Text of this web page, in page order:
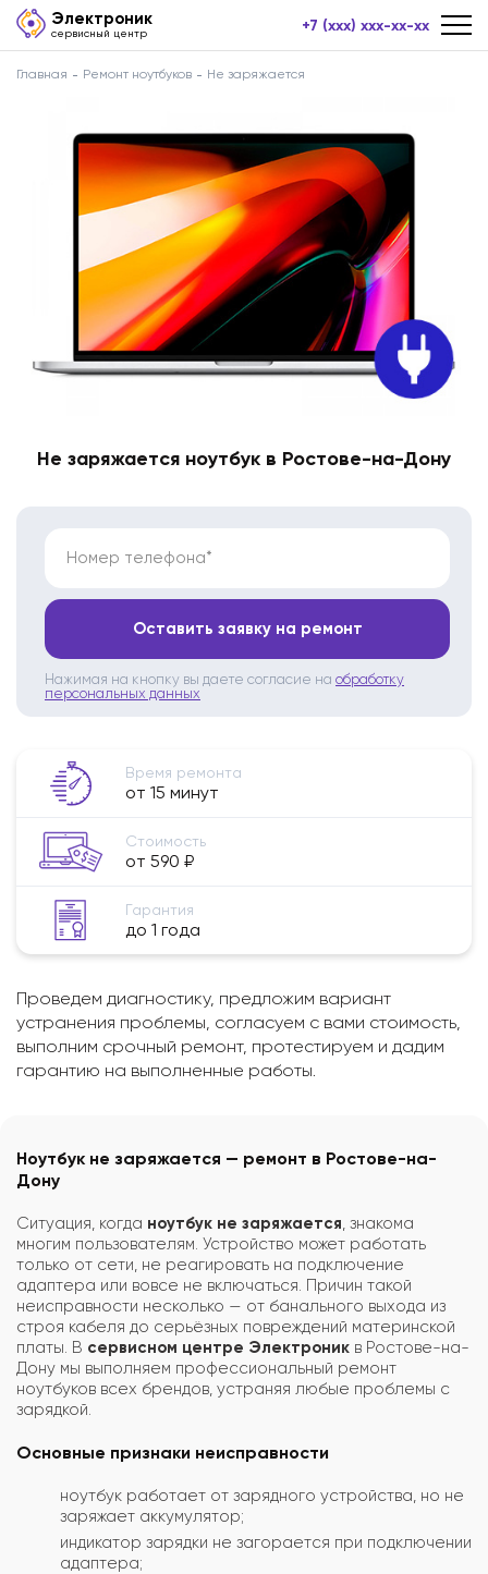
Электроник
сервисный центр +7 (xxx) xxx-xx-xx
Главная Ремонт ноутбуков Не заряжается
Не заряжается ноутбук в Ростове-на-Дону
Номер телефона*
Оставить заявку на ремонт
Нажимая на кнопку вы даете согласие на обработку
персональных данных
Время ремонта
от 15 минут
Стоимость
от 590 ₽
Гарантия
до 1 года
Проведем диагностику, предложим вариант
устранения проблемы, согласуем с вами стоимость,
выполним срочный ремонт, протестируем и дадим
гарантию на выполненные работы.
Ноутбук не заряжается — ремонт в Ростове-на-
Дону
Ситуация, когда ноутбук не заряжается , знакома
многим пользователям. Устройство может работать
только от сети, не реагировать на подключение
адаптера или вовсе не включаться. Причин такой
неисправности несколько — от банального выхода из
строя кабеля до серьёзных повреждений материнской
платы. В сервисном центре Электроник в Ростове-на-
Дону мы выполняем профессиональный ремонт
ноутбуков всех брендов, устраняя любые проблемы с
зарядкой.
Основные признаки неисправности
ноутбук работает от зарядного устройства, но не
заряжает аккумулятор;
индикатор зарядки не загорается при подключении
адаптера;